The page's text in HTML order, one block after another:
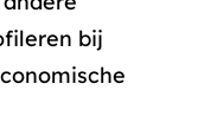
bij